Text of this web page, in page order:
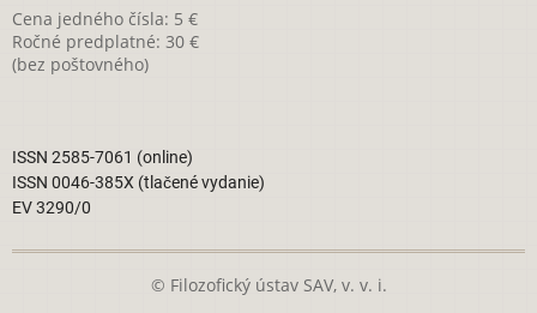
Cena jedného čísla: 5 €
Ročné predplatné: 30 €
(bez poštovného)
ISSN 2585-7061 (online)
ISSN 0046-385X (tlačené vydanie)
EV 3290/0
© Filozofický ústav SAV, v. v. i.